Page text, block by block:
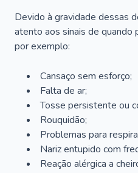
Devido à gravidade dessas
atento aos sinais de quando
por exemplo:
Cansaço sem esforço;
Falta de ar;
Tosse persistente ou
Rouquidão;
Problemas para
Nariz entupido com
Reação alérgica a